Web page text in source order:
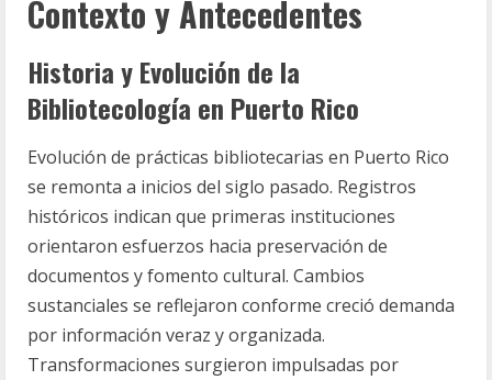
Contexto y Antecedentes
Historia y Evolución de la
Bibliotecología en Puerto Rico
Evolución de prácticas bibliotecarias en Puerto Rico
se remonta a inicios del siglo pasado. Registros
históricos indican que primeras instituciones
orientaron esfuerzos hacia preservación de
documentos y fomento cultural. Cambios
sustanciales se reflejaron conforme creció demanda
por información veraz y organizada.
Transformaciones surgieron impulsadas por